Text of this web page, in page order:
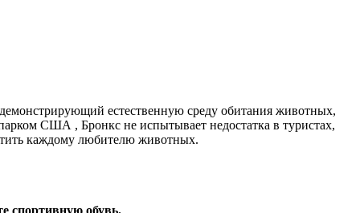
естественную среду обитания животных,
США , Бронкс не испытывает недостатка в туристах,
каждому любителю животных.